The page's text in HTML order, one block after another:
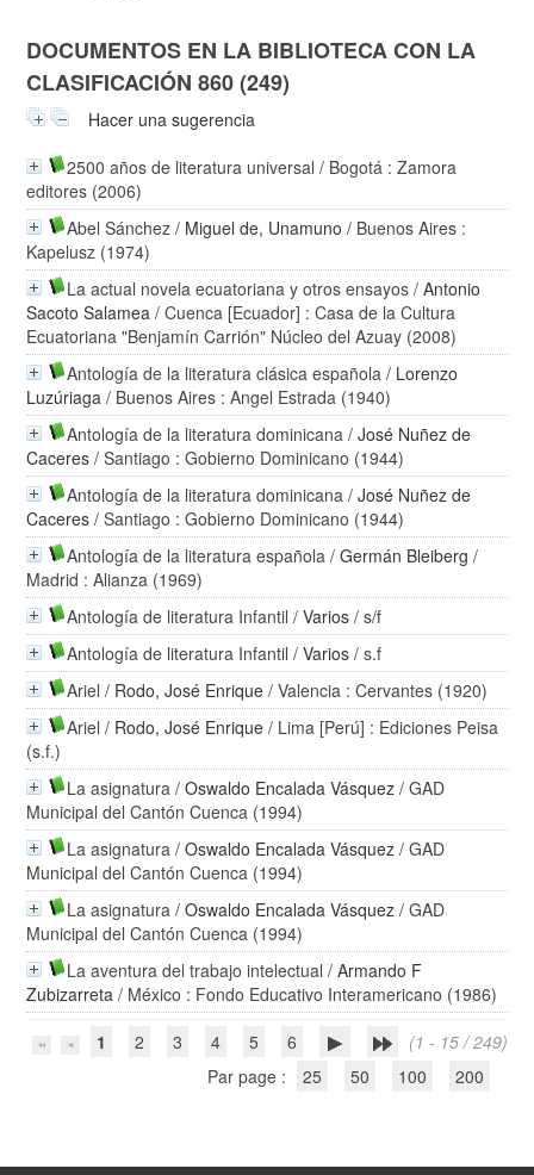
DOCUMENTOS EN LA BIBLIOTECA CON LA
CLASIFICACIÓN 860 (249)
Hacer una sugerencia
2500 años de literatura universal / Bogotá : Zamora
editores (2006)
Abel Sánchez / Miguel de, Unamuno / Buenos Aires :
Kapelusz (1974)
La actual novela ecuatoriana y otros ensayos /Antonio
Sacoto Salamea / Cuenca [Ecuador] : Casa de la Cultura
Ecuatoriana "Benjamín Carrión" Núcleo del Azuay (2008)
Antología de la literatura clásica española / Lorenzo
Luzúriaga / Buenos Aires : Angel Estrada (1940)
Antología de la literatura dominicana /José Nuñez de
Caceres / Santiago : Gobierno Dominicano (1944)
Antología de la literatura dominicana /José Nuñez de
Caceres / Santiago : Gobierno Dominicano (1944)
Antología de la literatura española /Germán Bleiberg /
Madrid : Alianza (1969)
Antología de literatura Infantil /Varios / s/f
Antología de literatura Infantil /Varios / s.f
Ariel / Rodo, José Enrique / Valencia : Cervantes (1920)
Ariel / Rodo, José Enrique / Lima [Perú] : Ediciones Peisa
(s.f.)
La asignatura /Oswaldo Encalada Vásquez / GAD
Municipal del Cantón Cuenca (1994)
La asignatura /Oswaldo Encalada Vásquez / GAD
Municipal del Cantón Cuenca (1994)
La asignatura /Oswaldo Encalada Vásquez / GAD
Municipal del Cantón Cuenca (1994)
La aventura del trabajo intelectual /Armando F
Zubizarreta / México : Fondo Educativo Interamericano (1986)
1
2 3 4 5 6
(1 - 15 / 249)
Par page :
25 50 100 200